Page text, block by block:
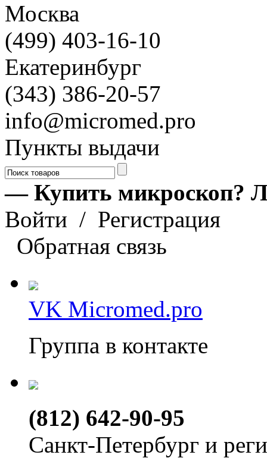
Москва
(499) 403-16-10
Екатеринбург
(343) 386-20-57
info@micromed.pro
Пункты выдачи
— Купить микроскоп?
Войти / Регистрация
Обратная связь
VK Micromed.pro
Группа в контакте
(812) 642-90-95
Санкт-Петербург и